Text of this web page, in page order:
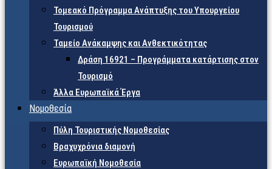
Τομεακό Πρόγραμμα Ανάπτυξης του Υπουργείου
Τουρισμού
Ταμείο Ανάκαμψης και Ανθεκτικότητας
Δράση 16921 – Προγράμματα κατάρτισης στον
Τουρισμό
Άλλα Ευρωπαϊκά Έργα
Νομοθεσία
Πύλη Τουριστικής Νομοθεσίας
Βραχυχρόνια διαμονή
Ευρωπαϊκή Νομοθεσία